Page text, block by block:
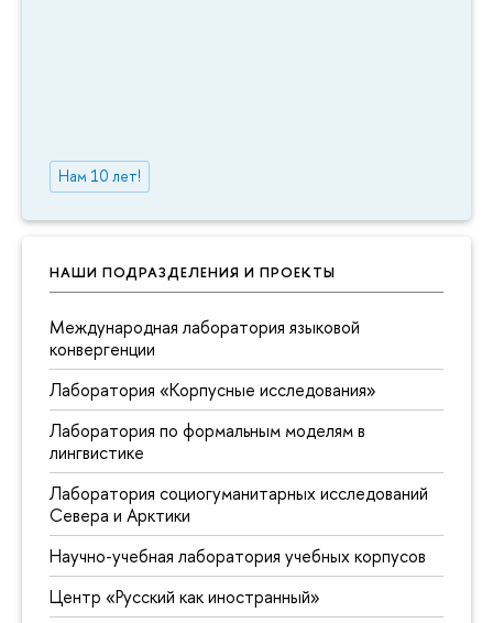
Нам 10 лет!
НАШИ ПОДРАЗДЕЛЕНИЯ И ПРОЕКТЫ
Международная лаборатория языковой
конвергенции
Лаборатория «Корпусные исследования»
Лаборатория по формальным моделям в
лингвистике
Лаборатория социогуманитарных исследований
Севера и Арктики
Научно-учебная лаборатория учебных корпусов
Центр «Русский как иностранный»